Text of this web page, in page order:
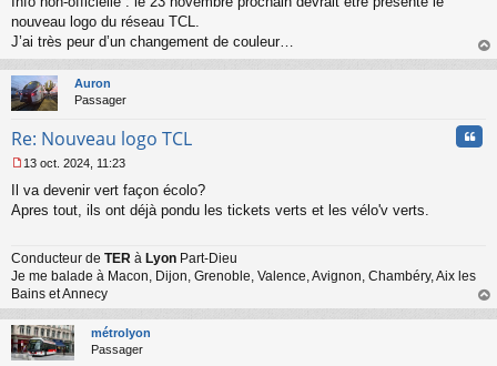
e
s
s
g
e
n
n
u
nouveau logo du réseau TCL.
J’ai très peur d’un changement de couleur…
au
Auron
Passager
Re: Nouveau logo TCL
e
s
g
e
n
o
n
l
u
13 oct. 2024, 11:23
Il va devenir vert façon écolo?
Apres tout, ils ont déjà pondu les tickets verts et les vélo'v verts.
Conducteur de TER à Lyon Part-Dieu
Je me balade à Macon, Dijon, Grenoble, Valence, Avignon, Chambéry, Aix les
Bains et Annecy
au
métrolyon
Passager